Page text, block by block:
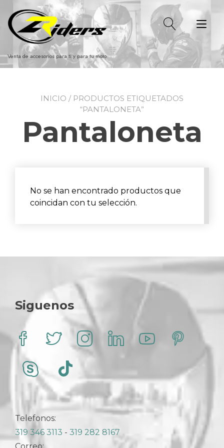
contenido
Venta de accesorios para ti y para tu moto
INICIO / PRODUCTOS ETIQUETADOS
“PANTALONETA”
Pantaloneta
No se han encontrado productos que
coincidan con tu selección.
Siguenos
Telefonos:
319 346 3113 - 319 282 8167